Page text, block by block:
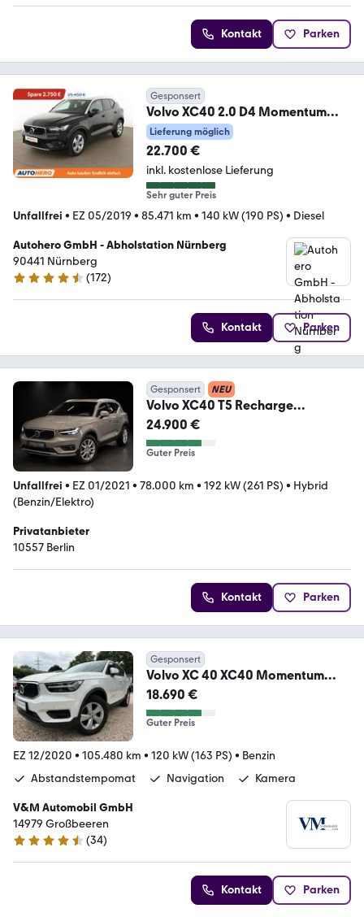
Kontakt Parken
Gesponsert
Volvo XC40 2.0 D4 Momentum
AWD Aut.*NAVI*TEMPO*PDC*SHZ
Lieferung möglich
22.700 €
inkl. kostenlose Lieferung
Sehr guter Preis
Unfallfrei • EZ 05/2019 • 85.471 km • 140 kW (190 PS) • Diesel
Autohero GmbH - Abholstation Nürnberg
90441 Nürnberg
4.5 Sterne
(172)
Kontakt Parken
Gesponsert NEU
Volvo XC40 T5 Recharge
Inscription Rech...
24.900 €
Guter Preis
Unfallfrei • EZ 01/2021 • 78.000 km • 192 kW (261 PS) • Hybrid
(Benzin/Elektro)
Privatanbieter
10557 Berlin
Kontakt Parken
Gesponsert
Volvo XC 40 XC40 Momentum
Core Kamera*Navi*ACC
18.690 €
Guter Preis
EZ 12/2020 • 105.480 km • 120 kW (163 PS) • Benzin
Abstandstempomat
Navigation Kamera
V&M Automobil GmbH
14979 Großbeeren
4.4 Sterne
(34)
Kontakt Parken